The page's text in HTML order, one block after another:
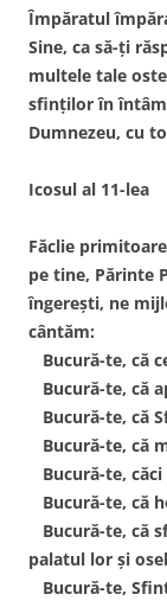
Împăratul
Sine, ca să-ţi
multele tale
sfinţilor în
Dumnezeu, cu
Icosul al 11-lea
Făclie
pe tine, Părinte
îngereşti, ne
cântăm:
Bucură-te, că
Bucură-te, că
Bucură-te, că
Bucură-te, că
Bucură-te,
Bucură-te, că
Bucură-te, că
palatul lor şi
Bucură-te,